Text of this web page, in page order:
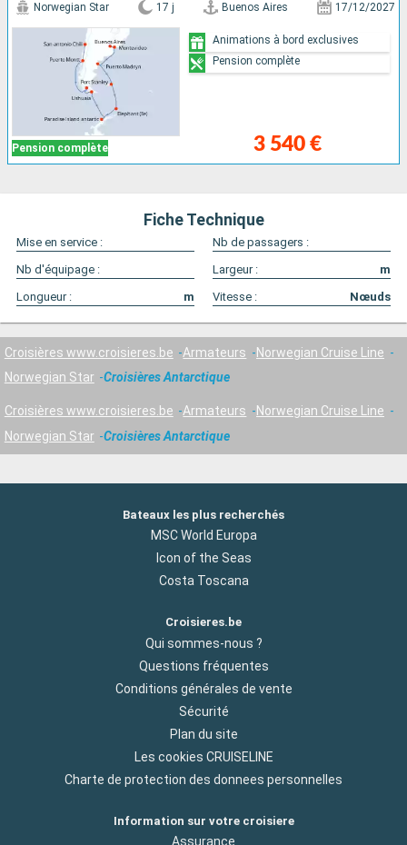
Pension complète
Norwegian Star 17 j Buenos Aires 17/12/2027
3 540 €
Animations à bord exclusives
Pension complète
Fiche Technique
Mise en service :
Nb de passagers :
Nb d'équipage :
Largeur :
m
Longueur :
m Vitesse : Nœuds
Croisières www.croisieres.be Armateurs
Norwegian Cruise Line
Norwegian Star
Croisières Antarctique
Croisières www.croisieres.be Armateurs
Norwegian Cruise Line
Norwegian Star
Croisières Antarctique
Bateaux les plus recherchés
MSC World Europa
Icon of the Seas
Costa Toscana
Croisieres.be
Qui sommes-nous ?
Questions fréquentes
Conditions générales de vente
Sécurité
Plan du site
Les cookies CRUISELINE
Charte de protection des donnees personnelles
Information sur votre croisiere
Assurance